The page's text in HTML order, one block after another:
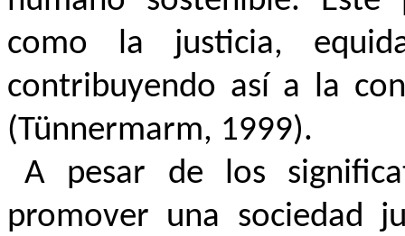
como la justicia,
contribuyendo así a la
(Tünnermarm, 1999).
A pesar de los
promover una sociedad